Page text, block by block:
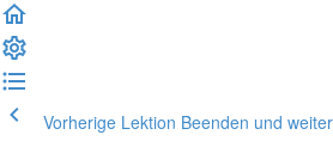
Vorherige Lektion Beenden und weiter